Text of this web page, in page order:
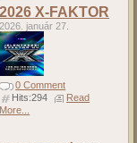
2026 X-FAKTOR
2026. január 27.
0 Comment
Hits:294
Read
More...